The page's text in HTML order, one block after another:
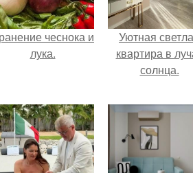
чеснока и
лука.
Уютная
квартира в
солнца.